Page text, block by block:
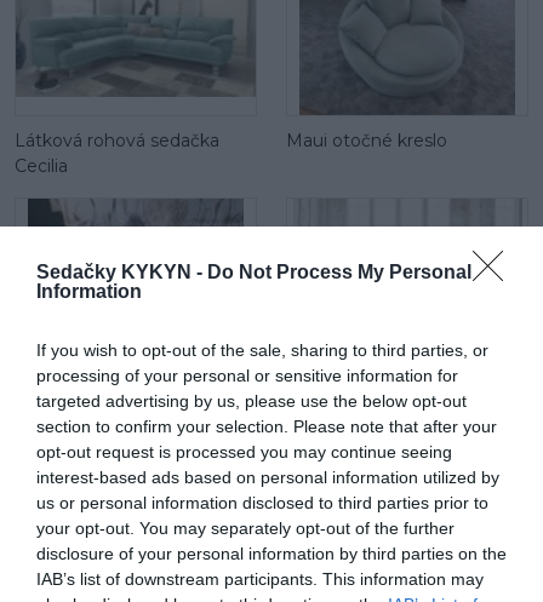
Sedačky KYKYN - Do Not Process My Personal
Information
If you wish to opt-out of the sale, sharing to third parties, or
processing of your personal or sensitive information for
targeted advertising by us, please use the below opt-out
section to confirm your selection. Please note that after your
opt-out request is processed you may continue seeing
interest-based ads based on personal information utilized by
us or personal information disclosed to third parties prior to
your opt-out. You may separately opt-out of the further
disclosure of your personal information by third parties on the
IAB’s list of downstream participants. This information may
Látková rohová sedačka
Cecilia
Maui otočné kreslo
Maui mega 2 sed
Látková rohová sedačka Be
true